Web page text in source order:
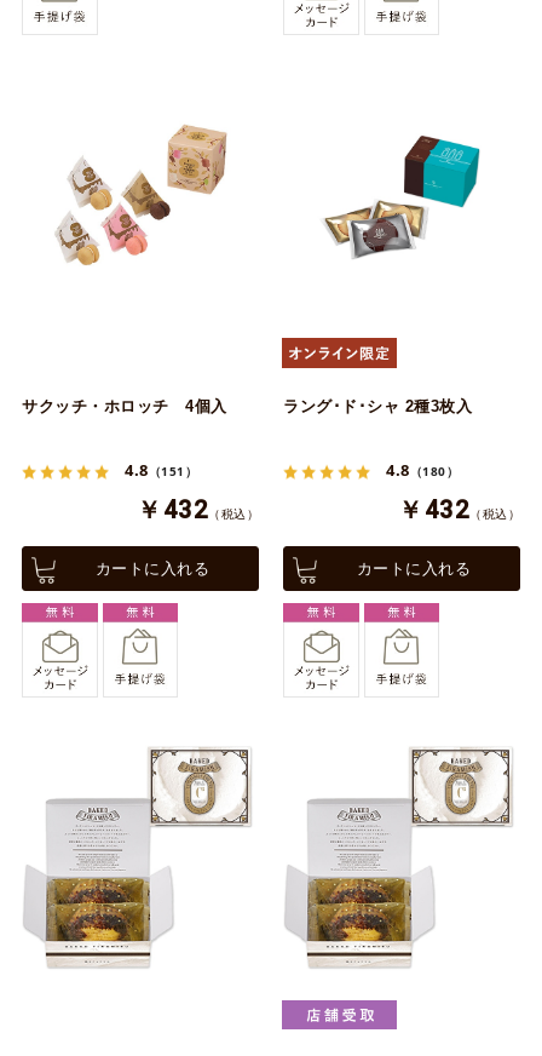
サクッチ・ホロッチ 4個入
4.8 （151）
￥432 （税込）
カートに入れる
ラング･ド･シャ 2種3枚入
4.8 （180）
￥432 （税込）
カートに入れる